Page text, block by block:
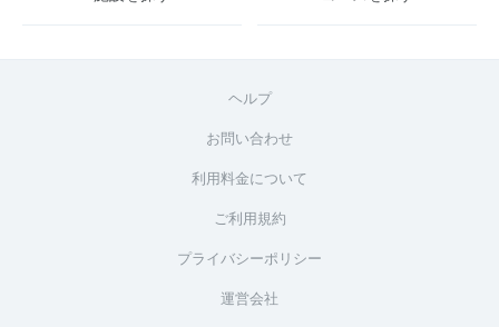
ヘルプ
お問い合わせ
利用料金について
ご利用規約
プライバシーポリシー
運営会社